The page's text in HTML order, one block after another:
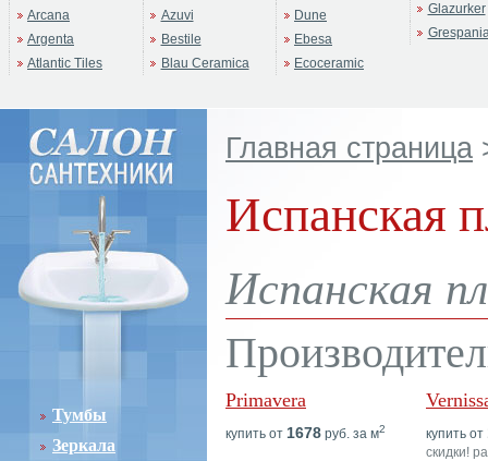
Arcana
Argenta
Atlantic Tiles
Azuvi
Bestile
Blau Ceramica
Dune
Ebesa
Ecoceramic
Glazurker
Тумбы
Зеркала
Главная страница
Испанская
Испанская
Primavera
купить от 1678 руб. за м2 купить от
скидки!